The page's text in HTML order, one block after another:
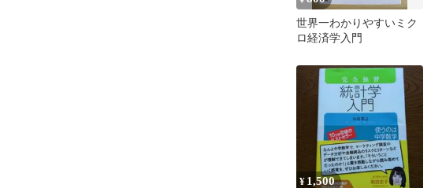
世界一わかりやすいミク
ロ経済学入門
¥ 1,500